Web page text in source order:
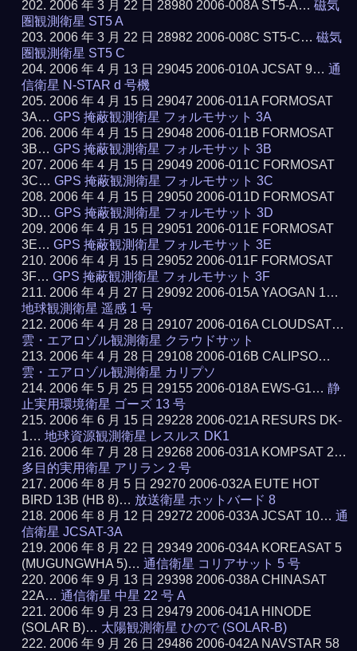
2006 年 3 月 22 日 28980 2006-008A ST5-A…磁気
圏観測衛星 ST5 A
2006 年 3 月 22 日 28982 2006-008C ST5-C…磁気
圏観測衛星 ST5 C
2006 年 4 月 13 日 29045 2006-010A JCSAT 9…通
信衛星 N-STAR d 号機
2006 年 4 月 15 日 29047 2006-011A FORMOSAT
3A…GPS 掩蔽観測衛星 フォルモサット 3A
2006 年 4 月 15 日 29048 2006-011B FORMOSAT
3B…GPS 掩蔽観測衛星 フォルモサット 3B
2006 年 4 月 15 日 29049 2006-011C FORMOSAT
3C…GPS 掩蔽観測衛星 フォルモサット 3C
2006 年 4 月 15 日 29050 2006-011D FORMOSAT
3D…GPS 掩蔽観測衛星 フォルモサット 3D
2006 年 4 月 15 日 29051 2006-011E FORMOSAT
3E…GPS 掩蔽観測衛星 フォルモサット 3E
2006 年 4 月 15 日 29052 2006-011F FORMOSAT
3F…GPS 掩蔽観測衛星 フォルモサット 3F
2006 年 4 月 27 日 29092 2006-015A YAOGAN 1…
地球観測衛星 遥感 1 号
2006 年 4 月 28 日 29107 2006-016A CLOUDSAT…
雲・エアロゾル観測衛星 クラウドサット
2006 年 4 月 28 日 29108 2006-016B CALIPSO…
雲・エアロゾル観測衛星 カリプソ
2006 年 5 月 25 日 29155 2006-018A EWS-G1…静
止実用環境衛星 ゴーズ 13 号
2006 年 6 月 15 日 29228 2006-021A RESURS DK-
1…地球資源観測衛星 レスルス DK1
2006 年 7 月 28 日 29268 2006-031A KOMPSAT 2…
多目的実用衛星 アリラン 2 号
2006 年 8 月 5 日 29270 2006-032A EUTE HOT
BIRD 13B (HB 8)… 放送衛星 ホットバード 8
2006 年 8 月 12 日 29272 2006-033A JCSAT 10…通
信衛星 JCSAT-3A
2006 年 8 月 22 日 29349 2006-034A KOREASAT 5
(MUGUNGWHA 5)…通信衛星 コリアサット 5 号
2006 年 9 月 13 日 29398 2006-038A CHINASAT
22A…通信衛星 中星 22 号 A
2006 年 9 月 23 日 29479 2006-041A HINODE
(SOLAR B)… 太陽観測衛星 ひので (SOLAR-B)
2006 年 9 月 26 日 29486 2006-042A NAVSTAR 58